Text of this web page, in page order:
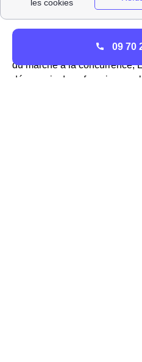
Ferrensac
Dans le passé, l'association
direction de la distribution de
du marché à la concurrence,
désormais deux fournisseurs
09 70